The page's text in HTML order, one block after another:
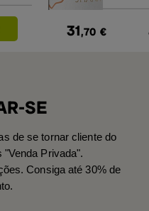
31,70 €
SE
de se tornar cliente do
"Venda Privada".
Consiga até 30% de